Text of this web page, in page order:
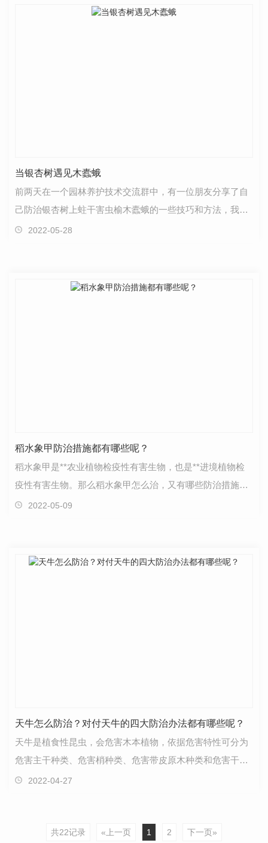
当银杏树遇见木蠹蛾
前两天在一个园林养护技术交流群中，有一位朋友分享了自
己防治银杏树上蛀干害虫榆木蠹蛾的一些技巧和方法，我个
人感觉还是比较实用的。**在这里，我就将这位朋友在…
2022-05-28
稻水象甲防治措施都有哪些呢？
稻水象甲是**农业植物检疫性有害生物，也是**进境植物检
疫性有害生物。那么稻水象甲怎么治，又有哪些防治措施
呢？2022-05-09
天牛怎么防治？对付天牛的四大防治办法都有哪些呢？
天牛是植食性昆虫，会危害木本植物，依据危害特性可分为
危害主干种类、危害梢种类、危害带皮原木种类和危害干材
种类，大多数天牛种类都是属于次期性害虫，只有少数…
2022-04-27
共22记录 «上一页 1 2 下一页»